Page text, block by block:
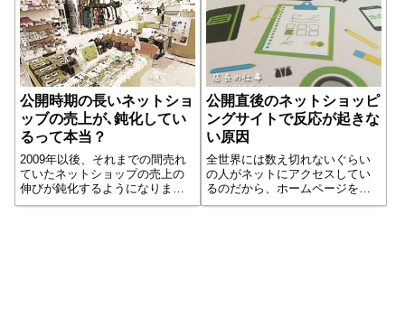
の話のネタに」というのもある
でしょうが、やっ...続きを読む
書く必要があります。例えば、
あるセミナー告知のページがあ
ったと仮定します。そこでは
「このセミナーを...続きを読む
公開時期の長いネットショ
ッブの売上が､鈍化してい
るって本当？
2009年以後、それまでの間売れ
ていたネットショップの売上の
伸びが鈍化するようになりまし
た。しかし、経済産業省の統計
公開直後のネットショッピ
ングサイトで反応が起きな
い原因
全世界には数え切れないぐらい
の人がネットにアクセスしてい
るのだから、ホームページを作
ったら、商品は飛ぶように売れ